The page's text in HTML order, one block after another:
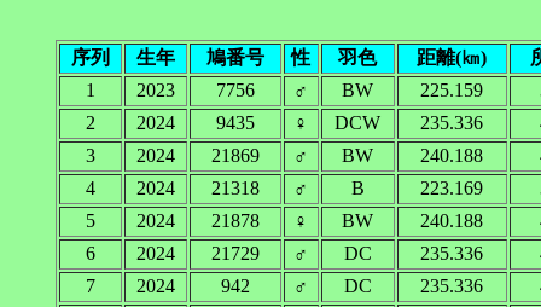
序列 生年 鳩番号 性 羽色 距離(㎞)
1
2023 7756 ♂ BW 225.159
2
2024 9435 ♀ DCW 235.336
3
2024 21869 ♂ BW 240.188
4
2024 21318 ♂ B 223.169
5
2024 21878 ♀ BW 240.188
6
2024 21729 ♂ DC 235.336
7
2024 942 ♂ DC 235.336